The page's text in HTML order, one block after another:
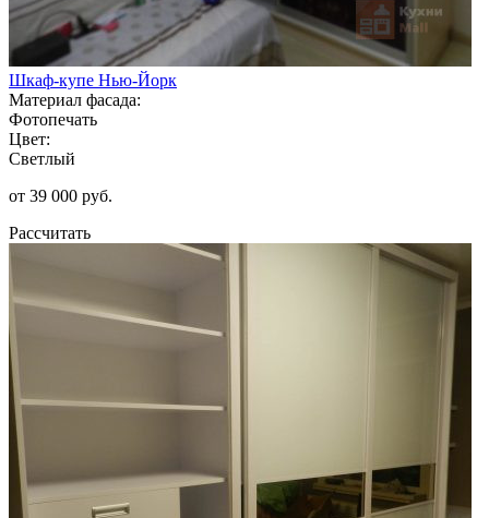
Шкаф-купе Нью-Йорк
Материал фасада:
Фотопечать
Цвет:
Светлый
от 39 000 руб.
Рассчитать